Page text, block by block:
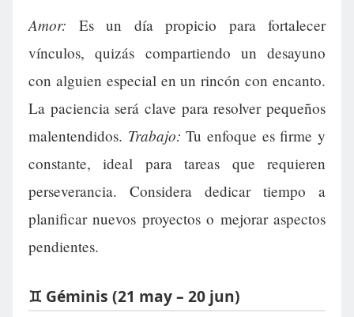
Amor: Es un día propicio para fortalecer
vínculos, quizás compartiendo un desayuno
con alguien especial en un rincón con encanto.
La paciencia será clave para resolver pequeños
malentendidos. Trabajo: Tu enfoque es firme y
constante, ideal para tareas que requieren
perseverancia. Considera dedicar tiempo a
planificar nuevos proyectos o mejorar aspectos
pendientes.
♊ Géminis (21 may – 20 jun)